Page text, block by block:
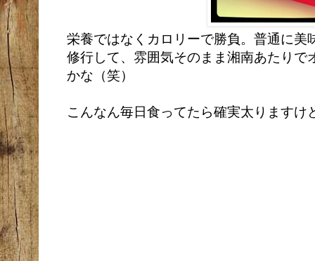
栄養ではなくカロリーで勝負。普通に美
修行して、雰囲気そのまま湘南あたりで
かな（笑）
こんなん毎日食ってたら確実太りますけ